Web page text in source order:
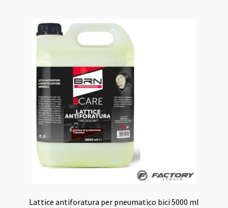
Corso meccanico bici
Lattice antiforatura per pneumatico bici 5000 ml